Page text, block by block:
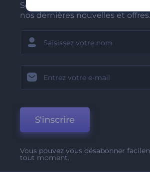
Soyez parmi les premiers à
nos dernières nouvelles et offres.
S'inscrire
Vous pouvez vous désabonner
tout moment.